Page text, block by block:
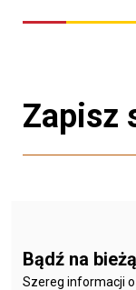
Zapisz
Bądź na
Szereg informacji